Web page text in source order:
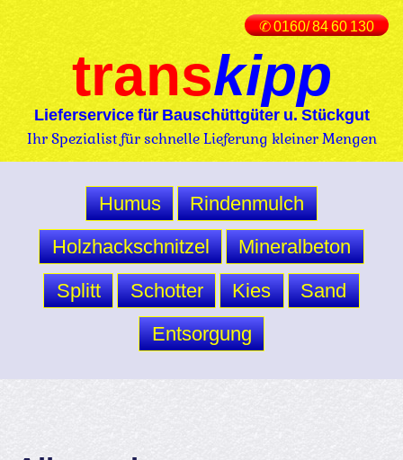
✆ 0160/ 84 60 130
transkipp
Lieferservice für Bauschüttgüter u. Stückgut
Ihr Spezialist für schnelle Lieferung kleiner Mengen
Humus
Rindenmulch
Holzhackschnitzel
Mineralbeton
Splitt
Schotter Kies
Sand
Entsorgung